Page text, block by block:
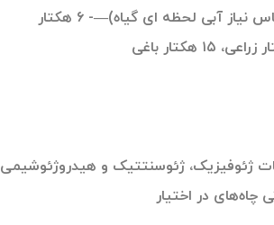
آبی لحظه ای گیاه)—- ۶ هکتار
ژئوفیزیک، ژئوسنتتیک و هیدروژئوشیمی